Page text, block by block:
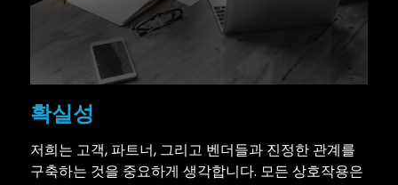
확실성
저희는 고객, 파트너, 그리고 벤더들과 진정한 관계를
구축하는 것을 중요하게 생각합니다. 모든 상호작용은